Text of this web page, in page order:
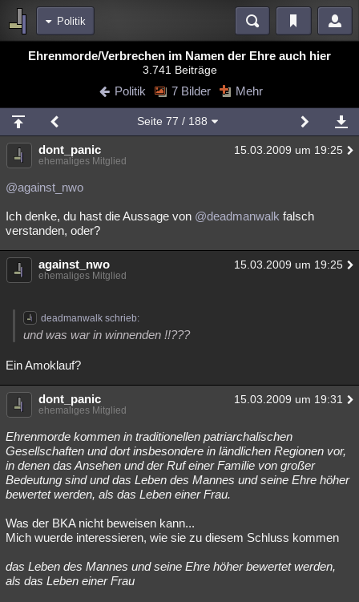
Politik
Bereiche
Blogs Videos
Chat Wiki Neuigkeiten
meine Rubriken
Menschen Wissenschaft Mystery Kriminalfälle
Spiritualität
Natur Umfragen Unterhaltung
Philosophie Träume Literatur
Musik Verbesserungen
Lesenswert Schlüsselwörter
Ehrenmorde/Verbrechen im Namen der Ehre auch hier
3.741 Beiträge
Politik 7 Bilder Mehr
Seite 77 / 188
dont_panic 15.03.2009 um 19:25
ehemaliges Mitglied
@against_nwo
Ich denke, du hast die Aussage von @deadmanwalk falsch
verstanden, oder?
against_nwo 15.03.2009 um 19:25
ehemaliges Mitglied
deadmanwalk schrieb:
und was war in winnenden !!???
Ein Amoklauf?
dont_panic 15.03.2009 um 19:31
ehemaliges Mitglied
Ehrenmorde kommen in traditionellen patriarchalischen
Gesellschaften und dort insbesondere in ländlichen Regionen vor,
in denen das Ansehen und der Ruf einer Familie von großer
Bedeutung sind und das Leben des Mannes und seine Ehre höher
bewertet werden, als das Leben einer Frau.
Was der BKA nicht beweisen kann...
Mich wuerde interessieren, wie sie zu diesem Schluss kommen
das Leben des Mannes und seine Ehre höher bewertet werden,
als das Leben einer Frau